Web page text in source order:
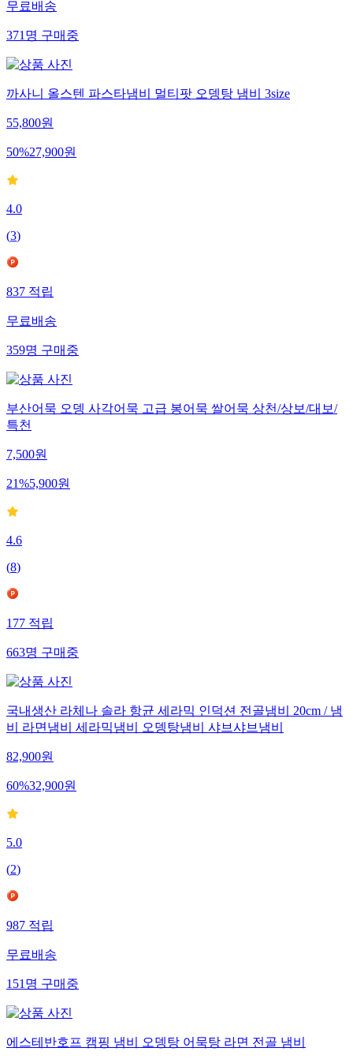
무료배송
371명구매중
까사니 올스텐 파스타냄비 멀티팟 오뎅탕 냄비 3size
55,800원
50%27,900원
4.0
(3)
837적립
무료배송
359명구매중
부산어묵 오뎅 사각어묵 고급 봉어묵 쌀어묵 상천/상보/대보/
특천
7,500원
21%5,900원
4.6
(8)
177적립
663명구매중
국내생산 라체나 솔라 항균 세라믹 인덕션 전골냄비 20cm / 냄
비 라면냄비 세라믹냄비 오뎅탕냄비 샤브샤브냄비
82,900원
60%32,900원
5.0
(2)
987적립
무료배송
151명구매중
에스테반호프 캠핑 냄비 오뎅탕 어묵탕 라면 전골 냄비